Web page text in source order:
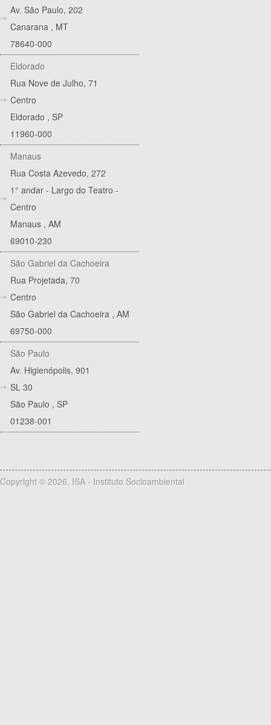
Av. São Paulo, 202
Canarana , MT
78640-000
Eldorado
Rua Nove de Julho, 71
Centro
Eldorado , SP
11960-000
Manaus
Rua Costa Azevedo, 272
1° andar - Largo do Teatro -
Centro
Manaus , AM
69010-230
São Gabriel da Cachoeira
Rua Projetada, 70
Centro
São Gabriel da Cachoeira , AM
69750-000
São Paulo
Av. Higienópolis, 901
SL 30
São Paulo , SP
01238-001
Copyright © 2026, ISA - Instituto Socioambiental